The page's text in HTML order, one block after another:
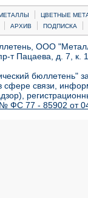
|
ЦВЕТНЫЕ
| АРХИВ | ПОДПИСКА |
ООО
т Пацаева, д. 7,
бюллетень"
сфере связи,
ФС 77 - 85902 от 04